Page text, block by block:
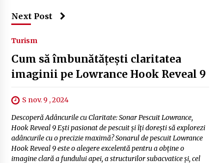
Next Post
Turism
Cum să îmbunătățești claritatea
imaginii pe Lowrance Hook Reveal 9
S nov. 9 , 2024
Descoperă Adâncurile cu Claritate: Sonar Pescuit Lowrance,
Hook Reveal 9 Ești pasionat de pescuit și îți dorești să explorezi
adâncurile cu o precizie maximă? Sonarul de pescuit Lowrance
Hook Reveal 9 este o alegere excelentă pentru a obține o
imagine clară a fundului apei, a structurilor subacvatice și, cel